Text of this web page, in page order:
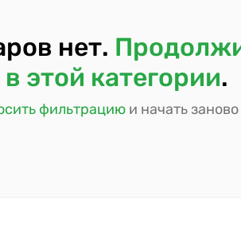
нет.
этой категории.
фильтрацию и начать заново